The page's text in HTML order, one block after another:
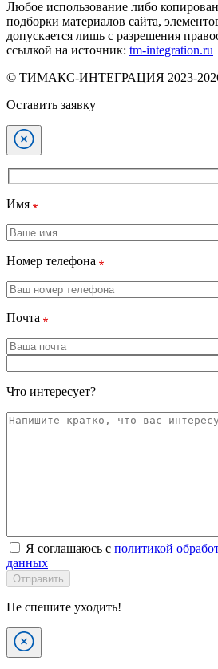
Любое использование либо
подборки материалов сайта,
допускается лишь с разрешения
ссылкой на источник: tm-integration.ru
© ТИМАКС-ИНТЕГРАЦИЯ 2023-
Оставить заявку
Имя
Номер телефона
Почта
Что интересует?
Я соглашаюсь с политикой
данных
Отправить
Не спешите уходить!